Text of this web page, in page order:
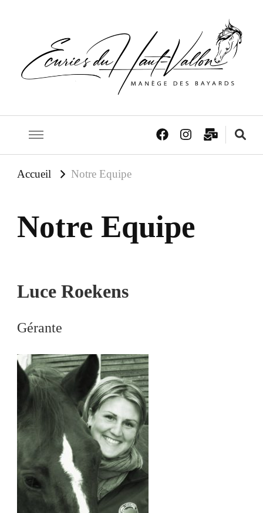
Accueil Notre Equipe
Notre Equipe
Luce Roekens
Gérante